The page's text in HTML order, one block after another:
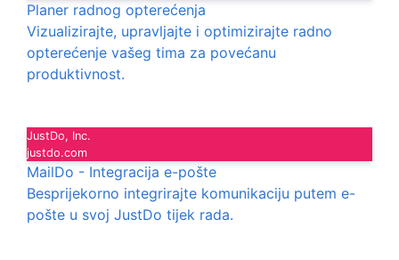
Planer radnog opterećenja
Vizualizirajte, upravljajte i optimizirajte radno
opterećenje vašeg tima za povećanu
produktivnost.
JustDo, Inc.
justdo.com
MailDo - Integracija e-pošte
Besprijekorno integrirajte komunikaciju putem e-
pošte u svoj JustDo tijek rada.